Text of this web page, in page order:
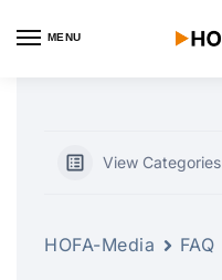
MENU
View Categories
HOFA-Media FAQ